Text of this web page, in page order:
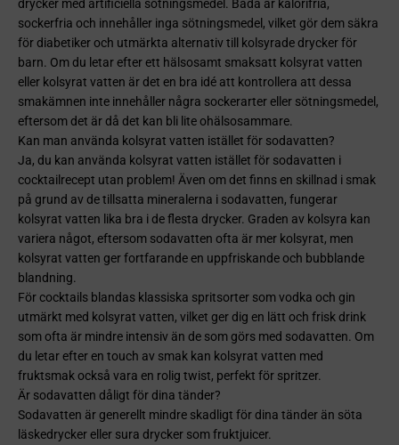
drycker med artificiella sötningsmedel. Båda är kalorifria,
sockerfria och innehåller inga sötningsmedel, vilket gör dem säkra
för diabetiker och utmärkta alternativ till kolsyrade drycker för
barn. Om du letar efter ett hälsosamt smaksatt kolsyrat vatten
eller kolsyrat vatten är det en bra idé att kontrollera att dessa
smakämnen inte innehåller några sockerarter eller sötningsmedel,
eftersom det är då det kan bli lite ohälsosammare.
Kan man använda kolsyrat vatten istället för sodavatten?
Ja, du kan använda kolsyrat vatten istället för sodavatten i
cocktailrecept utan problem! Även om det finns en skillnad i smak
på grund av de tillsatta mineralerna i sodavatten, fungerar
kolsyrat vatten lika bra i de flesta drycker. Graden av kolsyra kan
variera något, eftersom sodavatten ofta är mer kolsyrat, men
kolsyrat vatten ger fortfarande en uppfriskande och bubblande
blandning.
För cocktails blandas klassiska spritsorter som vodka och gin
utmärkt med kolsyrat vatten, vilket ger dig en lätt och frisk drink
som ofta är mindre intensiv än de som görs med sodavatten. Om
du letar efter en touch av smak kan kolsyrat vatten med
fruktsmak också vara en rolig twist, perfekt för spritzer.
Är sodavatten dåligt för dina tänder?
Sodavatten är generellt mindre skadligt för dina tänder än söta
läskedrycker eller sura drycker som fruktjuicer.